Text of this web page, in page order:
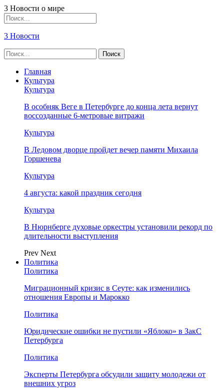
3 Новости о мире
3 Новости
Главная
Культура
Культура
В особняк Веге в Петербурге до конца лета вернут
воссозданные 6-метровые витражи
Культура
В Ледовом дворце пройдет вечер памяти Михаила
Горшенева
Культура
4 августа: какой праздник сегодня
Культура
В Нюрнберге духовые оркестры установили рекорд по
длительности выступления
Prev Next
Политика
Политика
Миграционный кризис в Сеуте: как изменились
отношения Европы и Марокко
Политика
Юридические ошибки не пустили «Яблоко» в ЗакС
Петербурга
Политика
Эксперты Петербурга обсудили защиту молодежи от
внешних угроз